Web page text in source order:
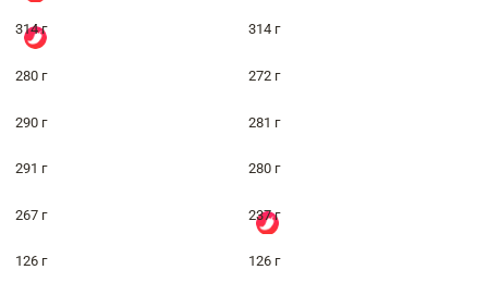
314 г 314 г
280 г 272 г
290 г 281 г
291 г 280 г
267 г 237 г
126 г 126 г